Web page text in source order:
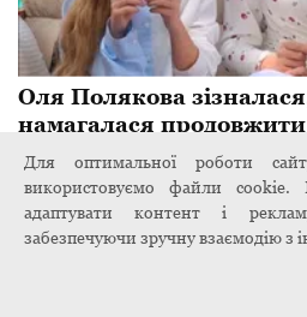
Оля Полякова
намагалася
"Вона живе цими
Для оптимальної роботи
використовуємо файли
адаптувати контент і
забезпечуючи зручну взаємодію з